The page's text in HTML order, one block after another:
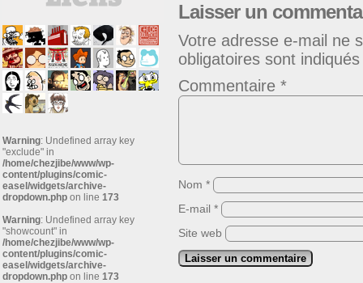
Warning: Undefined array key
"exclude" in
/home/chezjibe/www/wp-
content/plugins/comic-
easel/widgets/archive-
dropdown.php on line 173
Warning: Undefined array key
"showcount" in
/home/chezjibe/www/wp-
content/plugins/comic-
easel/widgets/archive-
dropdown.php on line 173
Laisser un
Votre adresse e-mail ne
obligatoires sont
Commentaire *
Nom *
E-mail *
Site web